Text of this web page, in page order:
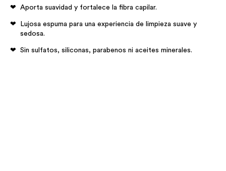
Aporta suavidad y fortalece la fibra capilar.
Lujosa espuma para una experiencia de limpieza suave y
sedosa.
Sin sulfatos, siliconas, parabenos ni aceites minerales.